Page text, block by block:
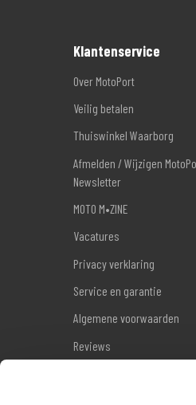
Klantenservice
Over MotoPort
Veilig betalen
Thuiswinkel Waarborg
Afmelden / Wijzigen
Newsletter
MOTO M•ZINE
Vacatures
Privacy verklaring
Service en garantie
Algemene voorwaarden
Reviews